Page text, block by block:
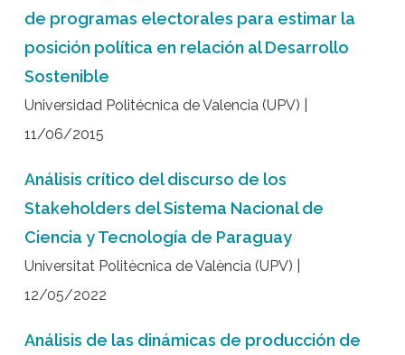
de programas electorales para estimar la
posición política en relación al Desarrollo
Sostenible
Universidad Politécnica de Valencia (UPV) |
11/06/2015
Análisis crítico del discurso de los
Stakeholders del Sistema Nacional de
Ciencia y Tecnología de Paraguay
Universitat Politècnica de València (UPV) |
12/05/2022
Análisis de las dinámicas de producción de